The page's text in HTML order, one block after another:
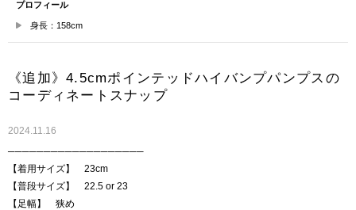
プロフィール
身長：158cm
《追加》4.5cmポインテッドハイバンプパンプスの
コーディネートスナップ
2024.11.16
───────────────────
【着用サイズ】 23cm
【普段サイズ】 22.5 or 23
【足幅】 狭め